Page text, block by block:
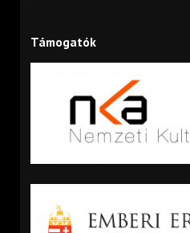
Támogatók